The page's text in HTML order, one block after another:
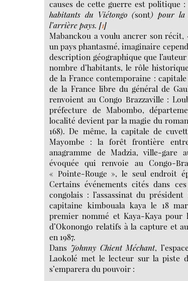
causes de cette guerre est politique
habitants du Viétongo (sont) pour la
l’arrière pays. [1]
Mabanckou a voulu ancrer son récit,
un pays phantasmé, imaginaire
description géographique que
nombre d’habitants, le rôle
de la France contemporaine :
de la France libre du général de
renvoient au Congo Brazzaville :
préfecture de Mabombo,
localité devient par la magie du
168). De même, la capitale de
Mayombe : la forêt frontière
anagramme de Madzia, ville-gare
évoquée qui renvoie au Congo-
« Pointe-Rouge », le seul endroit
Certains événements cités dans
congolais : l’assassinat du
capitaine kimbouala kaya le 18
premier nommé et Kaya-Kaya pour
d’Okonongo relatifs à la capture et
en 1987.
Dans Johnny Chient Méchant,
Laokolé met le lecteur sur la piste
s’emparera du pouvoir :